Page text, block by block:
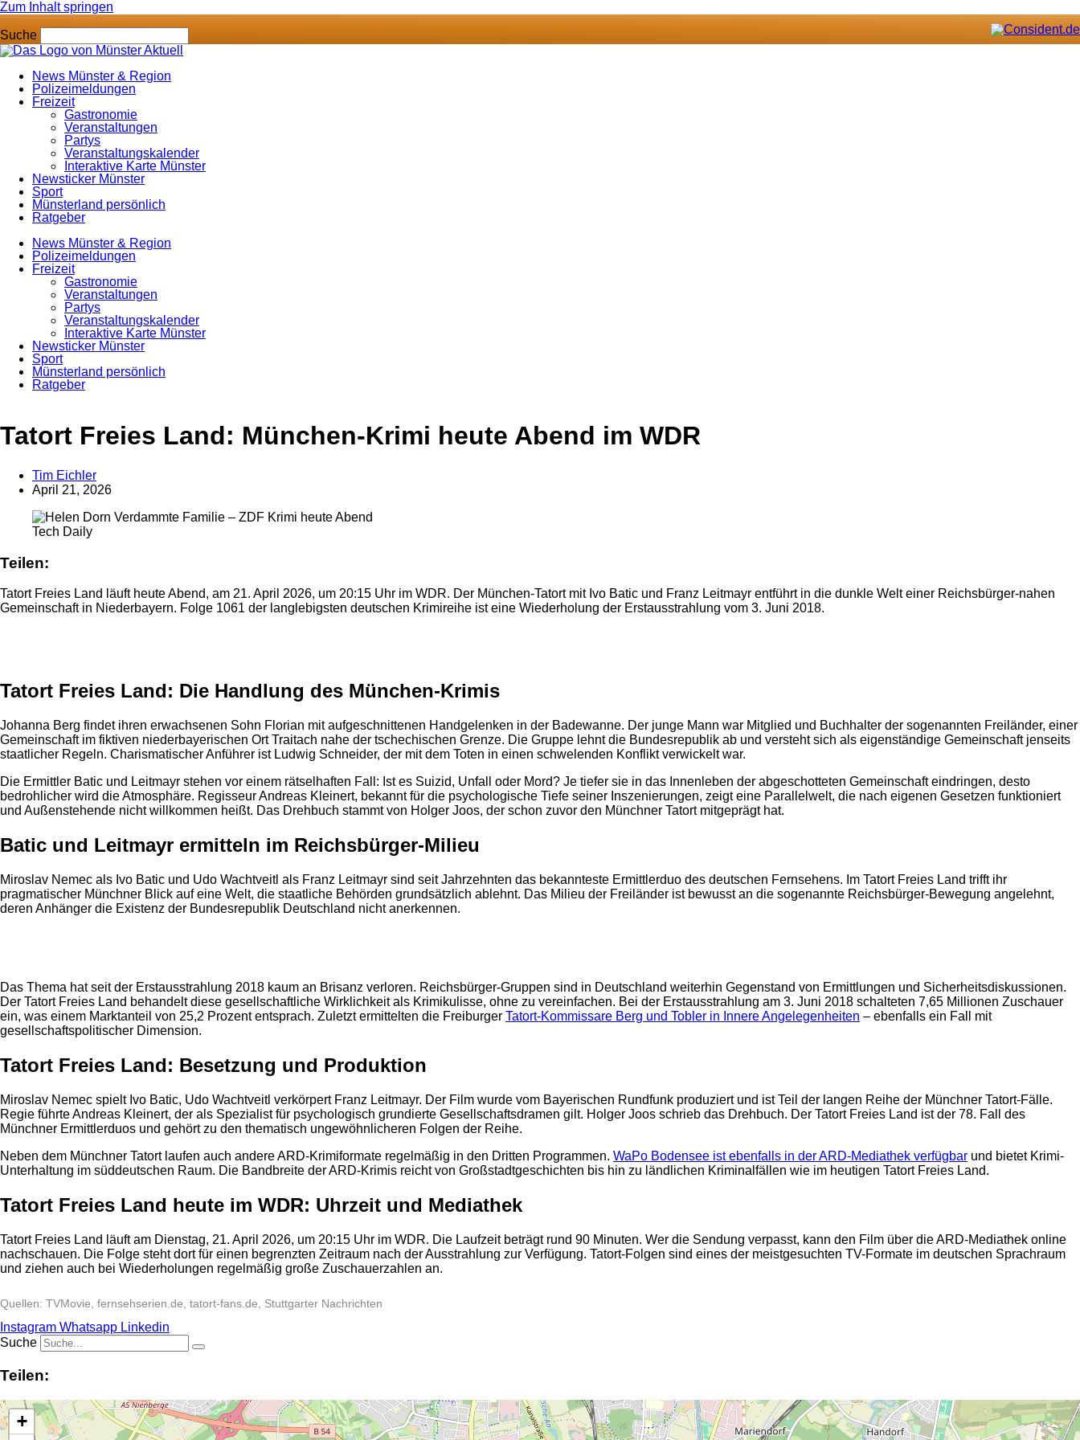
Zum Inhalt springen
Suche
News Münster & Region
Polizeimeldungen
Freizeit
Gastronomie
Veranstaltungen
Partys
Veranstaltungskalender
Interaktive Karte Münster
Newsticker Münster
Sport
Münsterland persönlich
Ratgeber
News Münster & Region
Polizeimeldungen
Freizeit
Gastronomie
Veranstaltungen
Partys
Veranstaltungskalender
Interaktive Karte Münster
Newsticker Münster
Sport
Münsterland persönlich
Ratgeber
Anzeige
Tatort Freies Land: München-Krimi heute Abend im WDR
Tim Eichler
April 21, 2026
Tech Daily
Teilen:
Tatort Freies Land läuft heute Abend, am 21. April 2026, um 20:15 Uhr im WDR. Der München-Tatort mit Ivo Batic und Franz Leitmayr entführt in die dunkle Welt einer Reichsbürger-nahen
Gemeinschaft in Niederbayern. Folge 1061 der langlebigsten deutschen Krimireihe ist eine Wiederholung der Erstausstrahlung vom 3. Juni 2018.
Tatort Freies Land: Die Handlung des München-Krimis
Johanna Berg findet ihren erwachsenen Sohn Florian mit aufgeschnittenen Handgelenken in der Badewanne. Der junge Mann war Mitglied und Buchhalter der sogenannten Freiländer, einer
Gemeinschaft im fiktiven niederbayerischen Ort Traitach nahe der tschechischen Grenze. Die Gruppe lehnt die Bundesrepublik ab und versteht sich als eigenständige Gemeinschaft jenseits
staatlicher Regeln. Charismatischer Anführer ist Ludwig Schneider, der mit dem Toten in einen schwelenden Konflikt verwickelt war.
Die Ermittler Batic und Leitmayr stehen vor einem rätselhaften Fall: Ist es Suizid, Unfall oder Mord? Je tiefer sie in das Innenleben der abgeschotteten Gemeinschaft eindringen, desto
bedrohlicher wird die Atmosphäre. Regisseur Andreas Kleinert, bekannt für die psychologische Tiefe seiner Inszenierungen, zeigt eine Parallelwelt, die nach eigenen Gesetzen funktioniert
und Außenstehende nicht willkommen heißt. Das Drehbuch stammt von Holger Joos, der schon zuvor den Münchner Tatort mitgeprägt hat.
Batic und Leitmayr ermitteln im Reichsbürger-Milieu
Miroslav Nemec als Ivo Batic und Udo Wachtveitl als Franz Leitmayr sind seit Jahrzehnten das bekannteste Ermittlerduo des deutschen Fernsehens. Im Tatort Freies Land trifft ihr
pragmatischer Münchner Blick auf eine Welt, die staatliche Behörden grundsätzlich ablehnt. Das Milieu der Freiländer ist bewusst an die sogenannte Reichsbürger-Bewegung angelehnt,
deren Anhänger die Existenz der Bundesrepublik Deutschland nicht anerkennen.
Das Thema hat seit der Erstausstrahlung 2018 kaum an Brisanz verloren. Reichsbürger-Gruppen sind in Deutschland weiterhin Gegenstand von Ermittlungen und Sicherheitsdiskussionen.
Der Tatort Freies Land behandelt diese gesellschaftliche Wirklichkeit als Krimikulisse, ohne zu vereinfachen. Bei der Erstausstrahlung am 3. Juni 2018 schalteten 7,65 Millionen Zuschauer
ein, was einem Marktanteil von 25,2 Prozent entsprach. Zuletzt ermittelten die Freiburger Tatort-Kommissare Berg und Tobler in Innere Angelegenheiten – ebenfalls ein Fall mit
gesellschaftspolitischer Dimension.
Tatort Freies Land: Besetzung und Produktion
Miroslav Nemec spielt Ivo Batic, Udo Wachtveitl verkörpert Franz Leitmayr. Der Film wurde vom Bayerischen Rundfunk produziert und ist Teil der langen Reihe der Münchner Tatort-Fälle.
Regie führte Andreas Kleinert, der als Spezialist für psychologisch grundierte Gesellschaftsdramen gilt. Holger Joos schrieb das Drehbuch. Der Tatort Freies Land ist der 78. Fall des
Münchner Ermittlerduos und gehört zu den thematisch ungewöhnlicheren Folgen der Reihe.
Neben dem Münchner Tatort laufen auch andere ARD-Krimiformate regelmäßig in den Dritten Programmen. WaPo Bodensee ist ebenfalls in der ARD-Mediathek verfügbar und bietet Krimi-
Unterhaltung im süddeutschen Raum. Die Bandbreite der ARD-Krimis reicht von Großstadtgeschichten bis hin zu ländlichen Kriminalfällen wie im heutigen Tatort Freies Land.
Tatort Freies Land heute im WDR: Uhrzeit und Mediathek
Tatort Freies Land läuft am Dienstag, 21. April 2026, um 20:15 Uhr im WDR. Die Laufzeit beträgt rund 90 Minuten. Wer die Sendung verpasst, kann den Film über die ARD-Mediathek online
nachschauen. Die Folge steht dort für einen begrenzten Zeitraum nach der Ausstrahlung zur Verfügung. Tatort-Folgen sind eines der meistgesuchten TV-Formate im deutschen Sprachraum
und ziehen auch bei Wiederholungen regelmäßig große Zuschauerzahlen an.
Quellen: TVMovie, fernsehserien.de, tatort-fans.de, Stuttgarter Nachrichten
Instagram Whatsapp Linkedin
Suche
Teilen:
+